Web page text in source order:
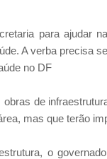
para ajudar
A verba precisa
no DF
de
mas que terão
o